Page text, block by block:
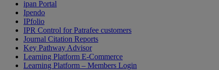
ipan Portal
Ipendo
IPfolio
IPR Control for Patrafee customers
Journal Citation Reports
Key Pathway Advisor
Learning Platform E-Commerce
Learning Platform – Members Login